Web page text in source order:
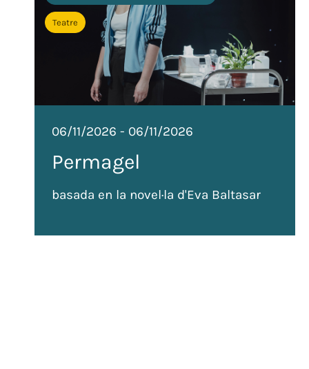
Teatre
06/11/2026 - 06/11/2026
Permagel
basada en la novel·la d'Eva Baltasar